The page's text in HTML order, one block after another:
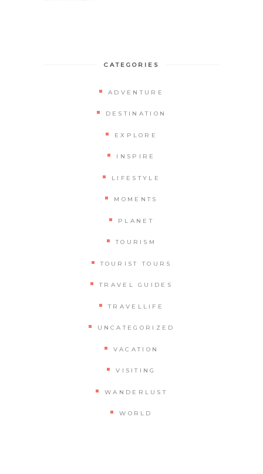
CATEGORIES
ADVENTURE
DESTINATION
EXPLORE
INSPIRE
LIFESTYLE
MOMENTS
PLANET
TOURISM
TOURIST TOURS
TRAVEL GUIDES
TRAVELLIFE
UNCATEGORIZED
VACATION
VISITING
WANDERLUST
WORLD